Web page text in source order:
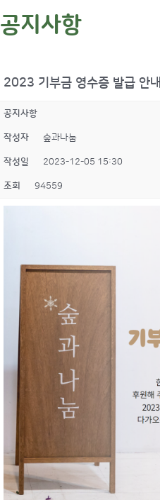
공지사항
2023 기부금 영수증 발급 안내
공지사항
작성자 숲과나눔
작성일 2023-12-05 15:30
조회 94559